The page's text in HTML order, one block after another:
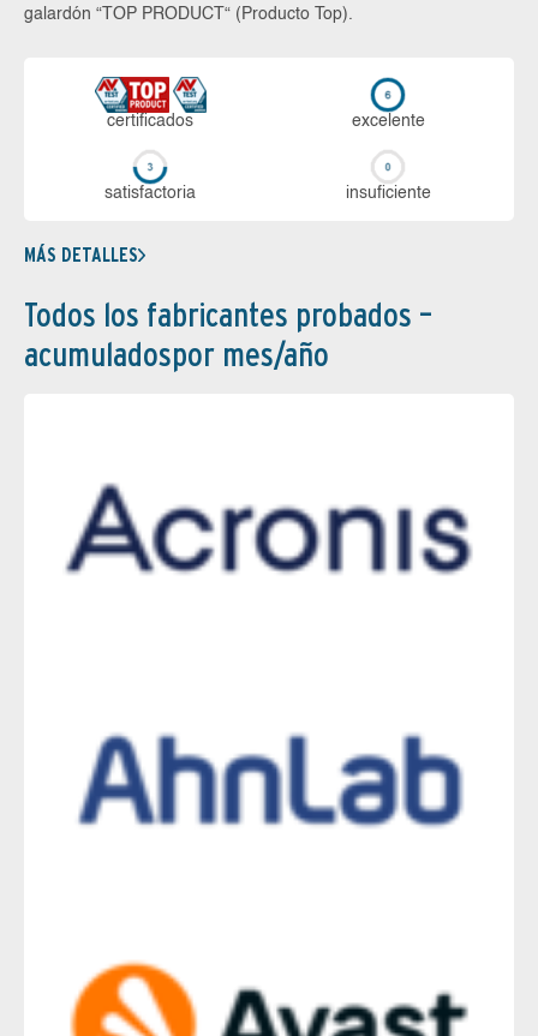
galardón “TOP PRODUCT“ (Producto Top).
certi­ficados ex­ce­len­te
sa­tis­fac­to­ria in­su­fi­cien­te
MÁS DETALLES
Todos los fabricantes probados –
acumuladospor mes/año